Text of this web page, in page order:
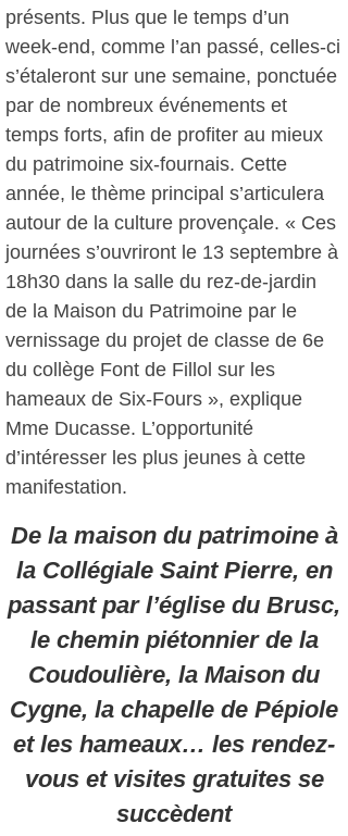
présents. Plus que le temps d’un
week-end, comme l’an passé, celles-ci
s’étaleront sur une semaine, ponctuée
par de nombreux événements et
temps forts, afin de profiter au mieux
du patrimoine six-fournais. Cette
année, le thème principal s’articulera
autour de la culture provençale. « Ces
journées s’ouvriront le 13 septembre à
18h30 dans la salle du rez-de-jardin
de la Maison du Patrimoine par le
vernissage du projet de classe de 6e
du collège Font de Fillol sur les
hameaux de Six-Fours », explique
Mme Ducasse. L’opportunité
d’intéresser les plus jeunes à cette
manifestation.
De la maison du patrimoine à
la Collégiale Saint Pierre, en
passant par l’église du Brusc,
le chemin piétonnier de la
Coudoulière, la Maison du
Cygne, la chapelle de Pépiole
et les hameaux… les rendez-
vous et visites gratuites se
succèdent